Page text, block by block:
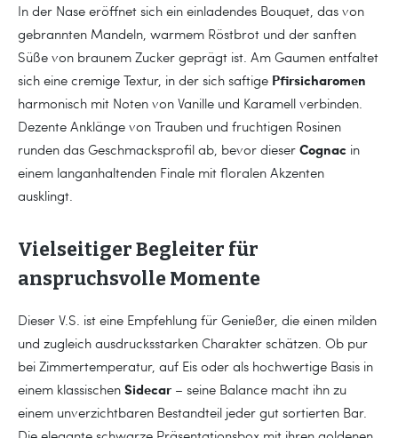
In der Nase eröffnet sich ein einladendes Bouquet, das von
gebrannten Mandeln, warmem Röstbrot und der sanften
Süße von braunem Zucker geprägt ist. Am Gaumen entfaltet
sich eine cremige Textur, in der sich saftige Pfirsicharomen
harmonisch mit Noten von Vanille und Karamell verbinden.
Dezente Anklänge von Trauben und fruchtigen Rosinen
runden das Geschmacksprofil ab, bevor dieser Cognac in
einem langanhaltenden Finale mit floralen Akzenten
ausklingt.
Vielseitiger Begleiter für
anspruchsvolle Momente
Dieser V.S. ist eine Empfehlung für Genießer, die einen milden
und zugleich ausdrucksstarken Charakter schätzen. Ob pur
bei Zimmertemperatur, auf Eis oder als hochwertige Basis in
einem klassischen Sidecar – seine Balance macht ihn zu
einem unverzichtbaren Bestandteil jeder gut sortierten Bar.